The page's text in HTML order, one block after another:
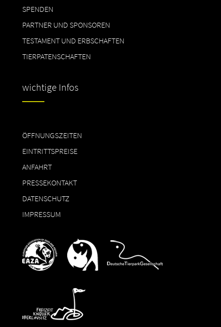
SPENDEN
PARTNER UND SPONSOREN
TESTAMENT UND ERBSCHAFTEN
TIERPATENSCHAFTEN
wichtige Infos
ÖFFNUNGSZEITEN
EINTRITTSPREISE
ANFAHRT
PRESSEKONTAKT
DATENSCHUTZ
IMPRESSUM